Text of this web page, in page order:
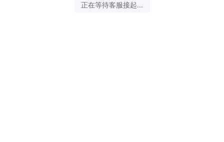
正在等待客服接起...